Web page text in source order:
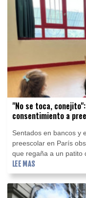
"No se toca,
consentimiento a
Sentados en bancos y
preescolar en París
que regaña a un patito
ala.
LEE MAS